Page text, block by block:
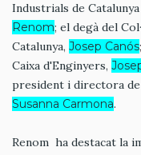
Industrials de
Renom; el degà del
Catalunya, Josep Canós
Caixa d'Enginyers,
president i directora de
Susanna Carmona.
Renom ha destacat la